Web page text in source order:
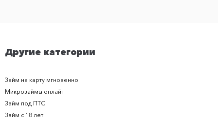
Другие категории
Займ на карту мгновенно
Микрозаймы онлайн
Займ под ПТС
Займ с 18 лет